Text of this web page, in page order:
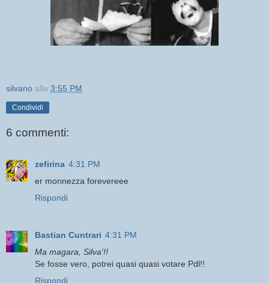
silvano alle 3:55 PM
Condividi
6 commenti:
zefirina 4:31 PM
er monnezza forevereee
Rispondi
Bastian Cuntrari 4:31 PM
Ma magara, Silva'!!
Se fosse vero, potrei quasi quasi votare Pdl!!
Rispondi